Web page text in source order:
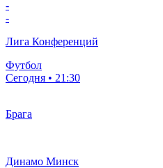
-
-
Лига Конференций
Футбол
Сегодня • 21:30
Брага
Динамо Минск